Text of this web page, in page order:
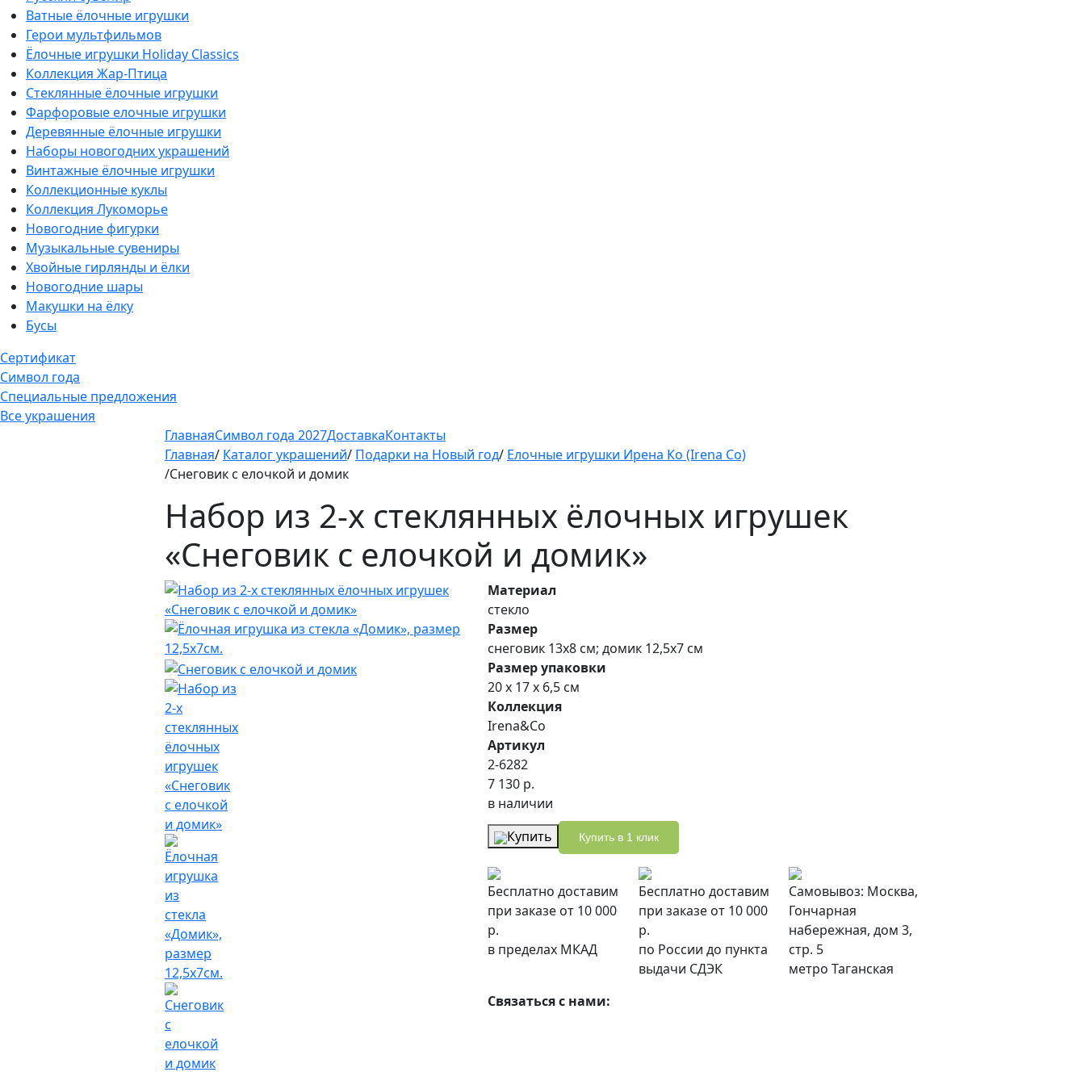
Ватные ёлочные игрушки
Герои мультфильмов
Ёлочные игрушки Holiday Classics
Коллекция Жар-Птица
Стеклянные ёлочные игрушки
Фарфоровые елочные игрушки
Деревянные ёлочные игрушки
Наборы новогодних украшений
Винтажные ёлочные игрушки
Коллекционные куклы
Коллекция Лукоморье
Новогодние фигурки
Музыкальные сувениры
Хвойные гирлянды и ёлки
Новогодние шары
Макушки на ёлку
Бусы
Сертификат
Символ года
Специальные предложения
Все украшения
ГлавнаяСимвол года 2027ДоставкаКонтакты
Главная/ Каталог украшений/ Подарки на Новый год/ Елочные игрушки Ирена Ко (Irena Co)
/Снеговик с елочкой и домик
Набор из 2-х стеклянных ёлочных игрушек
«Снеговик с елочкой и домик»
Материал
стекло
Размер
снеговик 13х8 см; домик 12,5х7 см
Размер упаковки
20 х 17 х 6,5 см
Коллекция
Irena&Co
Артикул
2-6282
7 130 р.
в наличии
Купить
Купить в 1 клик
Бесплатно доставим
при заказе от 10 000
р.
в пределах МКАД
Бесплатно доставим
при заказе от 10 000
р.
по России до пункта
выдачи СДЭК
Самовывоз: Москва,
Гончарная
набережная, дом 3,
стр. 5
метро Таганская
Связаться с нами: